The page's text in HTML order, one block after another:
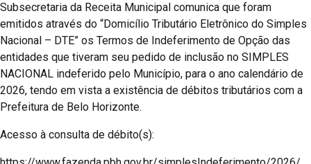
Subsecretaria da Receita Municipal comunica que foram
emitidos através do “Domicílio Tributário Eletrônico do Simples
Nacional – DTE” os Termos de Indeferimento de Opção das
entidades que tiveram seu pedido de inclusão no SIMPLES
NACIONAL indeferido pelo Município, para o ano calendário de
2026, tendo em vista a existência de débitos tributários com a
Prefeitura de Belo Horizonte.
Acesso à consulta de débito(s):